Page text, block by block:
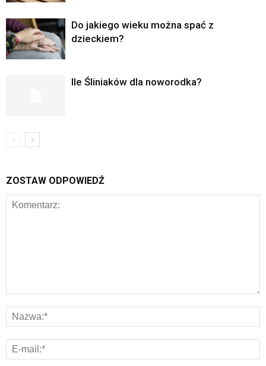
Do jakiego wieku można spać z
dzieckiem?
Ile Śliniaków dla noworodka?
ZOSTAW ODPOWIEDŹ